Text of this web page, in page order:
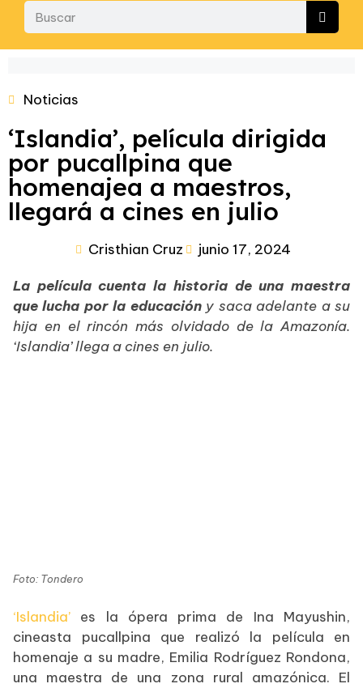
Noticias
‘Islandia’, película dirigida
por pucallpina que
homenajea a maestros,
llegará a cines en julio
Cristhian Cruz junio 17, 2024
La película cuenta la historia de una maestra
que lucha por la educacióny saca adelante a su
hija en el rincón más olvidado de la Amazonía.
‘Islandia’ llega a cines en julio.
Foto: Tondero
‘Islandia’ es la ópera prima de Ina Mayushin,
cineasta pucallpina que realizó la película en
homenaje a su madre, Emilia Rodríguez Rondona,
una maestra de una zona rural amazónica. El